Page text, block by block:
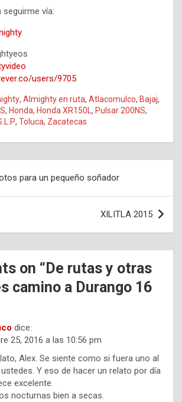
seguirme vía:
users/9705
, Almighty en ruta, Atlacomulco, Bajaj,
, Honda, Honda XR150L, Pulsar 200NS,
, Toluca, Zacatecas
para un pequeño soñador
XILITLA 2015
on “ De rutas y otras
camino a Durango 16
dice:
25, 2016 a las 10:56 pm
Alex. Se siente como si fuera uno al
ustedes. Y eso de hacer un relato por día
excelente.
nocturnas bien a secas.